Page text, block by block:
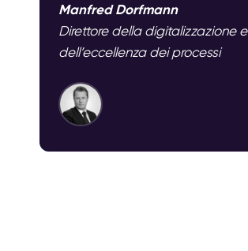
Manfred Dorfmann
Direttore della digitalizzazione e
dell’eccellenza dei processi